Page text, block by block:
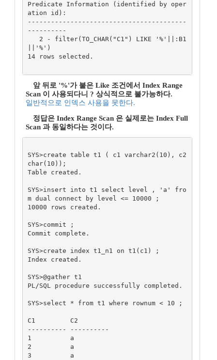
Predicate Information (identified by oper
ation id):
-----------------------------------------
----------
||'%')
14 rows selected.
앞 뒤로 '%'가 붙은 Like 조건에서 Index Range
Scan 이 사용되다니 ? 상식적으로 불가능하다.
일반적으로 인덱스 사용을 못한다.
정답은 Index Range Scan 은 실제로는 Index Full
Scan 과 동일하다는 것이다.
SYS>create table t1 ( c1 varchar2(10), c2
char(10));
Table created.
SYS>insert into t1 select level , 'a' fro
m dual connect by level <= 10000 ;
10000 rows created.
SYS>commit ;
Commit complete.
SYS>create index t1_n1 on t1(c1) ;
Index created.
SYS>@gather t1
PL/SQL procedure successfully completed.
SYS>select * from t1 where rownum < 10 ;
C1         C2
---------- ----------
1          a
2          a
3          a